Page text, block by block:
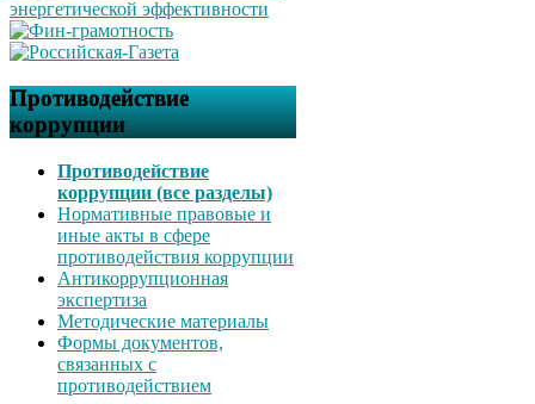
Противодействие
коррупции
Противодействие
коррупции (все разделы)
Нормативные правовые и
иные акты в сфере
противодействия коррупции
Антикоррупционная
экспертиза
Методические материалы
Формы документов,
связанных с
противодействием